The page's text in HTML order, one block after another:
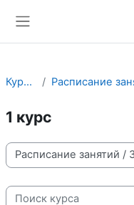
Курсы
1 курс
Категории курсов
Поиск курса